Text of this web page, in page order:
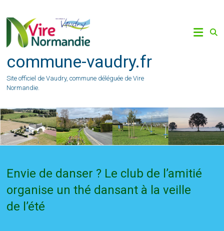
content
commune-vaudry.fr
Site officiel de Vaudry, commune déléguée de Vire
Normandie.
Envie de danser ? Le club de l’amitié
organise un thé dansant à la veille
de l’été